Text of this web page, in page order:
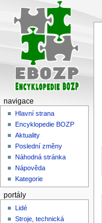
navigace
Hlavní strana
Encyklopedie BOZP
Aktuality
Poslední změny
Náhodná stránka
Nápověda
Kategorie
portály
Lidé
Stroje, technická